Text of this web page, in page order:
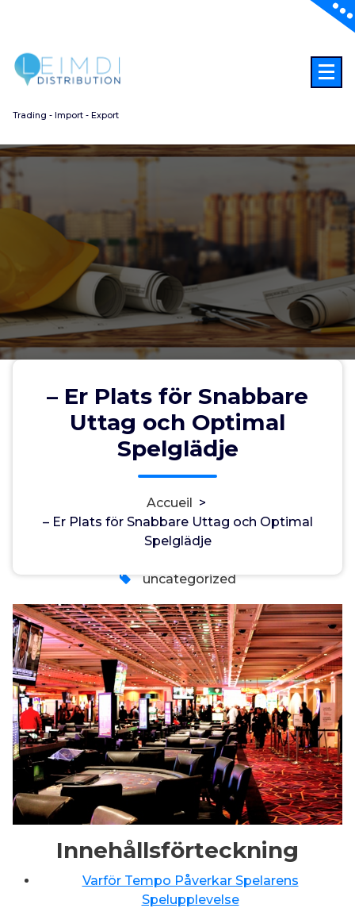
Trading - Import - Export
– Er Plats för Snabbare
Uttag och Optimal
Spelglädje
Accueil
>
– Er Plats för Snabbare Uttag och Optimal
Spelglädje
– Er Plats för Snabbare Uttag och
Optimal Spelglädje
myadminuser
uncategorized
Innehållsförteckning
Varför Tempo Påverkar Spelarens
Spelupplevelse